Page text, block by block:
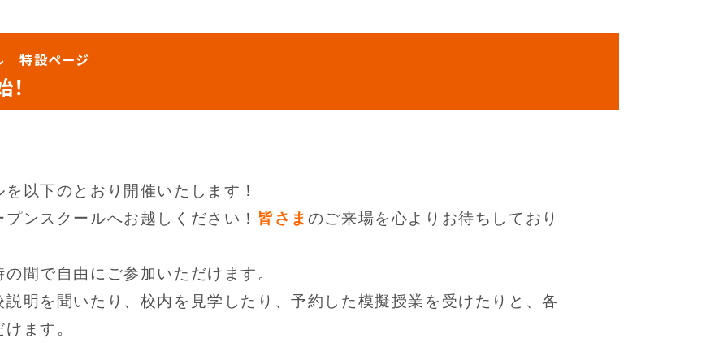
特設ページ
以下のとおり開催いたします！
ンスクールへお越しください！ 皆さま のご来場を心よりお待ちしており
間で自由にご参加いただけます。
明を聞いたり、校内を見学したり、予約した模擬授業を受けたりと、各
けます。